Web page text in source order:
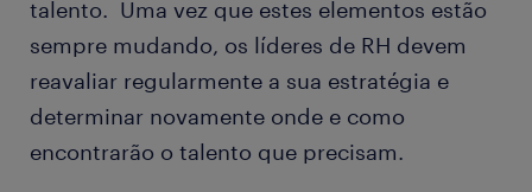
talento. Uma vez que estes elementos estão
sempre mudando, os líderes de RH devem
reavaliar regularmente a sua estratégia e
determinar novamente onde e como
encontrarão o talento que precisam.